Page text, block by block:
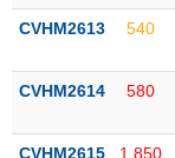
Theo
dõi
biệt
được
CVHM2613 540
CVHM2614 580
CVHM2615 1,850
CÔNG
ĐẦU
TƯ